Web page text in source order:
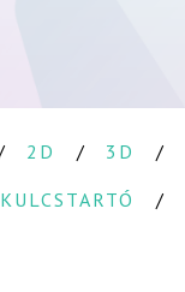
2D 3D
KULCSTARTÓ